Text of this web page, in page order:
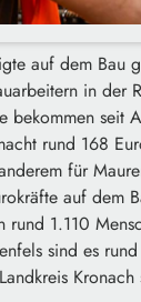
auf dem Bau
in der
bekommen seit
rund 168
für
auf dem
rund 1.110
sind es